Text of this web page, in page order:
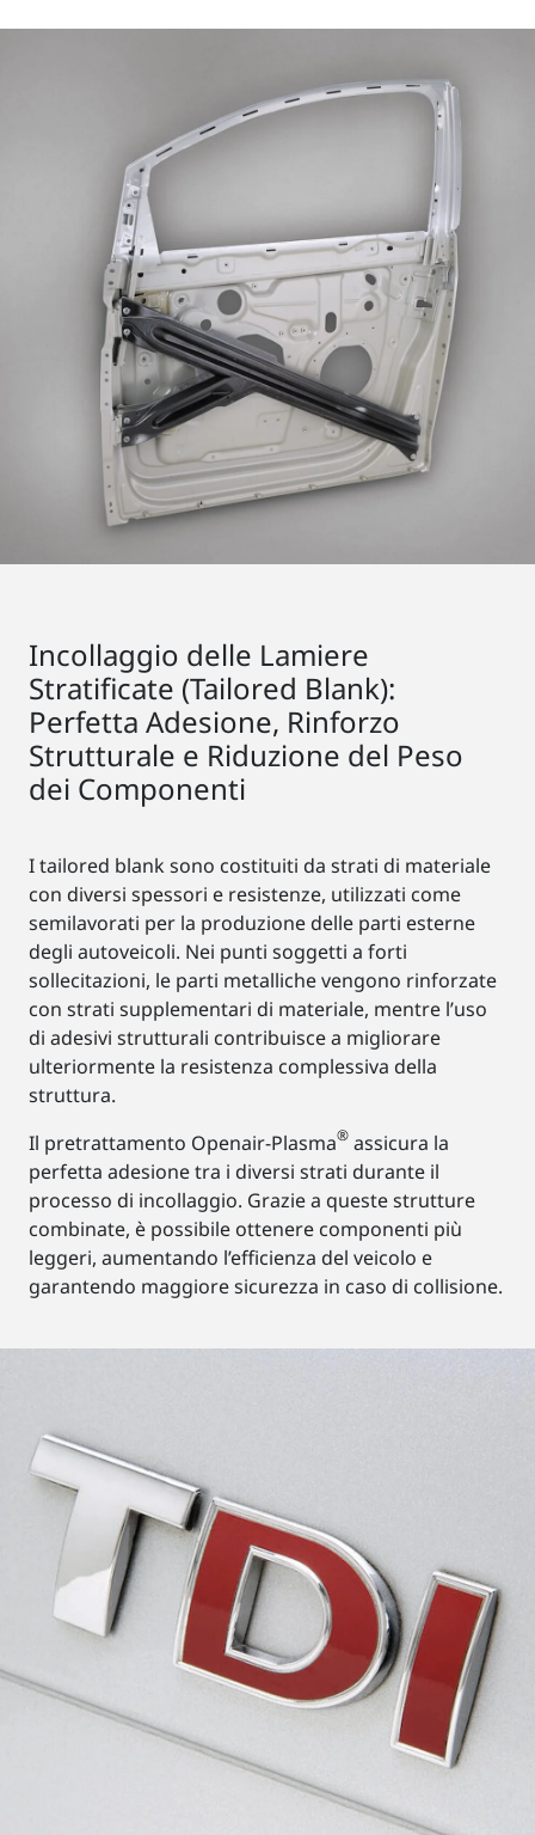
Incollaggio delle Lamiere
Stratificate (Tailored Blank):
Perfetta Adesione, Rinforzo
Strutturale e Riduzione del Peso
dei Componenti
I tailored blank sono costituiti da strati di materiale
con diversi spessori e resistenze, utilizzati come
semilavorati per la produzione delle parti esterne
degli autoveicoli. Nei punti soggetti a forti
sollecitazioni, le parti metalliche vengono rinforzate
con strati supplementari di materiale, mentre l’uso
di adesivi strutturali contribuisce a migliorare
ulteriormente la resistenza complessiva della
struttura.
Il pretrattamento Openair-Plasma® assicura la
perfetta adesione tra i diversi strati durante il
processo di incollaggio. Grazie a queste strutture
combinate, è possibile ottenere componenti più
leggeri, aumentando l’efficienza del veicolo e
garantendo maggiore sicurezza in caso di collisione.